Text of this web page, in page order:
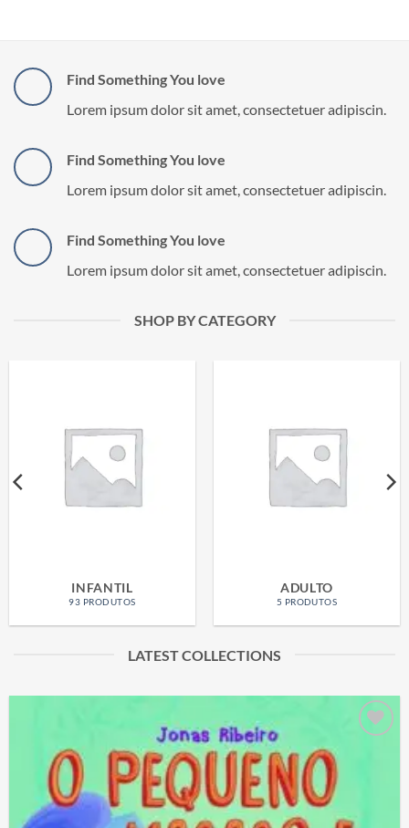
Find Something You love
Lorem ipsum dolor sit amet, consectetuer adipiscin.
Find Something You love
Lorem ipsum dolor sit amet, consectetuer adipiscin.
Find Something You love
Lorem ipsum dolor sit amet, consectetuer adipiscin.
SHOP BY CATEGORY
INFANTIL
93 PRODUTOS
ADULTO
5 PRODUTOS
LATEST COLLECTIONS
Adicionar
aos meus